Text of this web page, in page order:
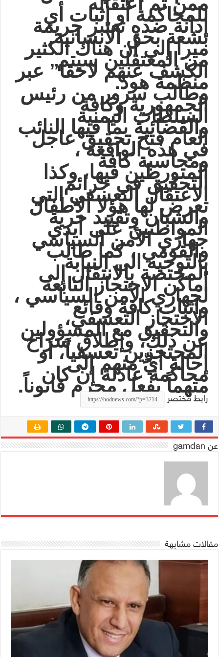
للمحاكمة أو إثبات أي
إدانة ضده تعتبر جريمة
بشعة بحق الانسانية,
ميرا إلى أن هناك الكثير
من المعتقلين سيتم
الكشف عنهم لاحقا” عبر
منظمة هود.
وطالب سرور من رئيس
الجمهورية وكافة
السلطات اليمنية
والقضائية بما فيها النائب
العام فتح تحقيق عاجل
في هذه الواقعة ،
ومحاسبة كافة
المتورطين فيها، وكذا
التحقيق في جرائم
الاعتقال التعسفي التي
تعرض لها هؤلا الاطفال
والشبان وتقييد حرية
المواطنين على أيدي
جهازي الأمن السياسي
والقومي ، كما طالب
بالتوجيه الى النيابة
المختصة بالانتقال إلى
أماكن الاحتجاز التابعة
لجهازي الأمن السياسي ،
واثبات كافة وقائع
الاحتجاز التعسفي،
والتحقيق مع المسؤولين
عن ذلك، وإطلاق سراح
المحتجزين تعسفياً، أو
إحالة أيٍّ منهم إلى
محاكمة عادلة إن كان
متهماً بفعل مجرم قانوناً. رابط مختصر
عن gamdan
مقالات مشابهة